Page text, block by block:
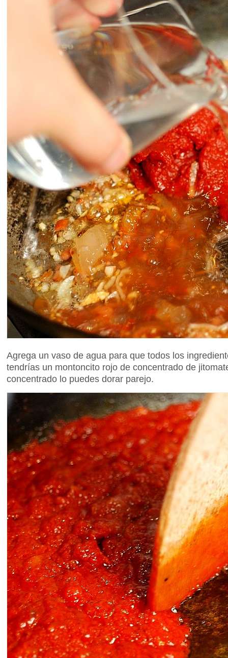
Agrega un vaso de agua para que todos los
tendrías un montoncito rojo de concentrado de
concentrado lo puedes dorar parejo.